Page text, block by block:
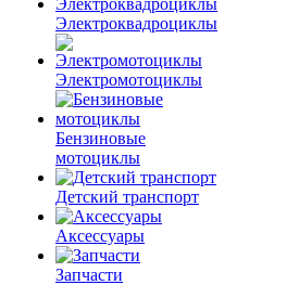
Электроквадроциклы
Электромотоциклы
Бензиновые
мотоциклы
Детский транспорт
Аксессуары
Запчасти